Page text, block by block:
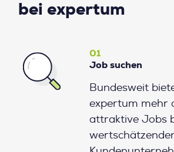
bei expertum
01
Job suchen
Bundesweit
expertum mehr
attraktive Jobs